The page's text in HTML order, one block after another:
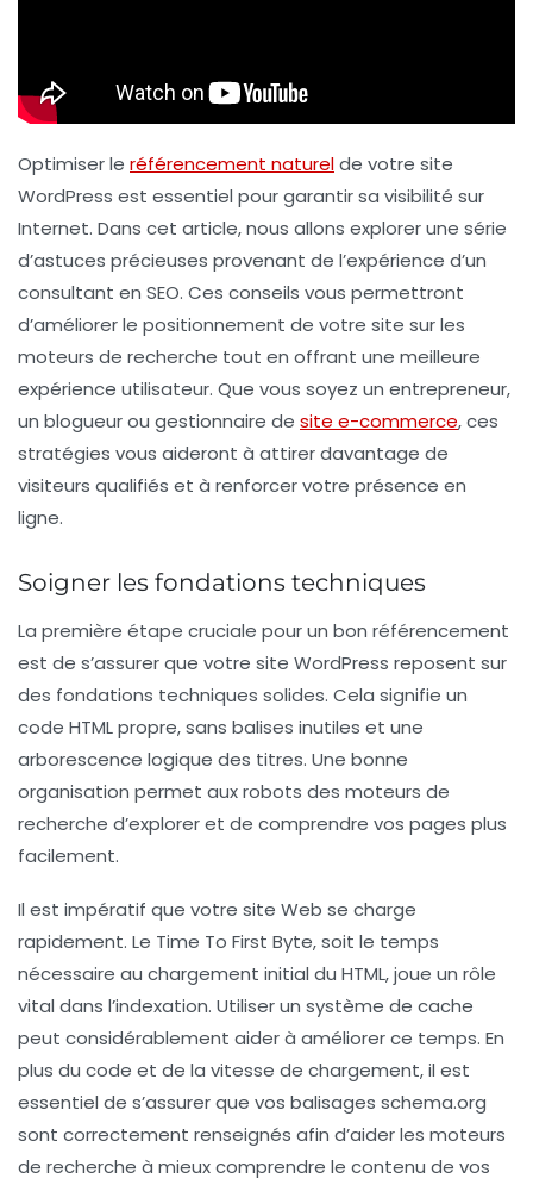
Optimiser le référencement naturelde votre site
WordPress est essentiel pour garantir sa visibilité sur
Internet. Dans cet article, nous allons explorer une série
d’astuces précieuses provenant de l’expérience d’un
consultant en SEO. Ces conseils vous permettront
d’améliorer le positionnement de votre site sur les
moteurs de recherche tout en offrant une meilleure
expérience utilisateur. Que vous soyez un entrepreneur,
un blogueur ou gestionnaire de site e-commerce, ces
stratégies vous aideront à attirer davantage de
visiteurs qualifiés et à renforcer votre présence en
ligne.
Soigner les fondations techniques
La première étape cruciale pour un bon référencement
est de s’assurer que votre site WordPress reposent sur
des fondations techniques solides. Cela signifie un
code HTML propre, sans balises inutiles et une
arborescence logique des titres. Une bonne
organisation permet aux robots des moteurs de
recherche d’explorer et de comprendre vos pages plus
facilement.
Il est impératif que votre site Web se charge
rapidement. Le Time To First Byte, soit le temps
nécessaire au chargement initial du HTML, joue un rôle
vital dans l’indexation. Utiliser un système de cache
peut considérablement aider à améliorer ce temps. En
plus du code et de la vitesse de chargement, il est
essentiel de s’assurer que vos balisages schema.org
sont correctement renseignés afin d’aider les moteurs
de recherche à mieux comprendre le contenu de vos